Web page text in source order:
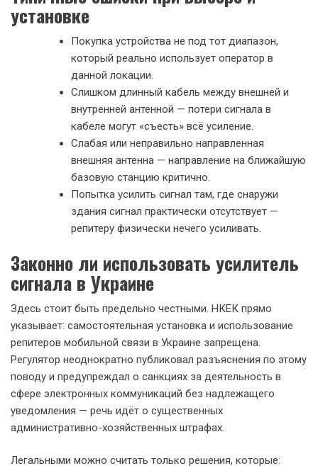
установке
Покупка устройства не под тот диапазон,
который реально использует оператор в
данной локации.
Слишком длинный кабель между внешней и
внутренней антенной — потери сигнала в
кабеле могут «съесть» всё усиление.
Слабая или неправильно направленная
внешняя антенна — направление на ближайшую
базовую станцию критично.
Попытка усилить сигнал там, где снаружи
здания сигнал практически отсутствует —
репитеру физически нечего усиливать.
Законно ли использовать усилитель
сигнала в Украине
Здесь стоит быть предельно честными. НКЕК прямо
указывает: самостоятельная установка и использование
репитеров мобильной связи в Украине запрещена.
Регулятор неоднократно публиковал разъяснения по этому
поводу и предупреждал о санкциях за деятельность в
сфере электронных коммуникаций без надлежащего
уведомления — речь идёт о существенных
административно-хозяйственных штрафах.
Легальными можно считать только решения, которые: